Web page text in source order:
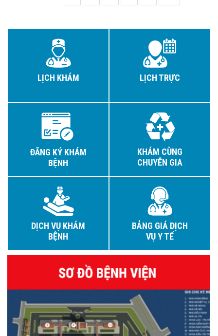
LỊCH KHÁM LỊCH TRỰC
ĐĂNG KÝ KHÁM
BỆNH
KHÁM CÙNG
CHUYÊN GIA
DỊCH VỤ KHÁM
BỆNH
BẢNG GIÁ DỊCH
VỤ Y TẾ